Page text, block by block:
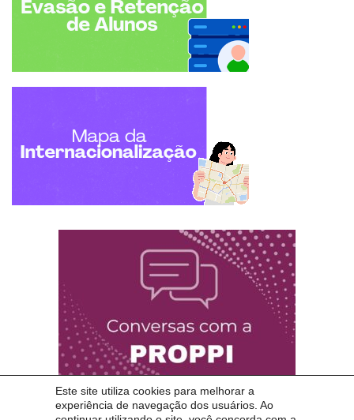
Este site utiliza cookies para melhorar a
experiência de navegação dos usuários. Ao